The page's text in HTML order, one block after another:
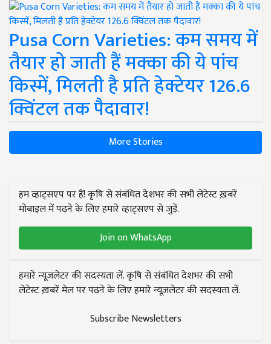
Pusa Corn Varieties: कम समय में
तैयार हो जाती हैं मक्का की ये पांच
किस्में, मिलती है प्रति हेक्टेयर 126.6
क्विंटल तक पैदावार!
More Stories
हम व्हाट्सएप पर हैं! कृषि से संबंधित देशभर की सभी लेटेस्ट ख़बरें
मोबाइल में पढ़ने के लिए हमारे व्हाट्सएप से जुड़ें.
Join on WhatsApp
हमारे न्यूज़लेटर की सदस्यता लें. कृषि से संबंधित देशभर की सभी
लेटेस्ट ख़बरें मेल पर पढ़ने के लिए हमारे न्यूज़लेटर की सदस्यता लें.
Subscribe Newsletters